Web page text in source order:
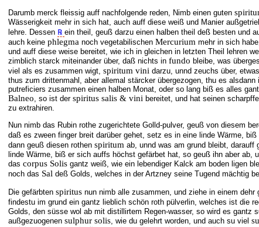
Darumb merck fleissig auff nachfolgende reden, Nimb einen guten
Wässerigkeit mehr in sich hat, auch auff diese weiß und Manier
lehre. Dessen ℞ ein theil, geuß darzu einen halben theil deß besten und
auch keine phlegma noch vegetabilischen Mercurium mehr in sich
und auff diese weise bereitet, wie ich in gleichen in letzten Theil lehren
zimblich starck miteinander über, daß nichts in fundo bleibe, was
viel als es zusammen wigt, spiritum vini darzu, unnd zeuchs über,
thus zum drittenmahl, aber allemal stärcker übergezogen, thu es alsdann
putreficiers zusammen einen halben Monat, oder so lang biß es alles
Balneo, so ist der spiritus salis & vini bereitet, und hat seinen
zu extrahiren.
Nun nimb das Rubin rothe zugerichtete Golld-pulver, geuß von diesem
daß es zween finger breit darüber gehet, setz es in eine linde Wärme, biß
dann geuß diesen rothen spiritum ab, unnd was am grund bleibt,
linde Wärme, biß er sich auffs höchst gefärbet hat, so geuß ihn aber ab,
das corpus Solis gantz weiß, wie ein lebendiger Kalck am boden ligen
noch das Sal deß Golds, welches in der Artzney seine Tugend mächtig
Die gefärbten spiritus nun nimb alle zusammen, und ziehe in einem dehr
findestu im grund ein gantz lieblich schön roth pülverlin, welches ist die
Golds, den süsse wol ab mit distillirtem Regen-wasser, so wird es gantz
außgezuogenen sulphur solis , wie du gelehrt worden, und auch su viel